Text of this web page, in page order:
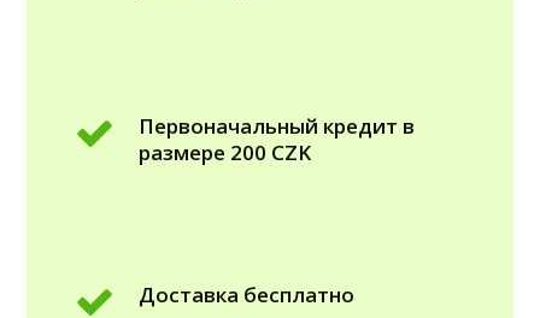
Первоначальный кредит в
размере 200 CZK
Доставка бесплатно